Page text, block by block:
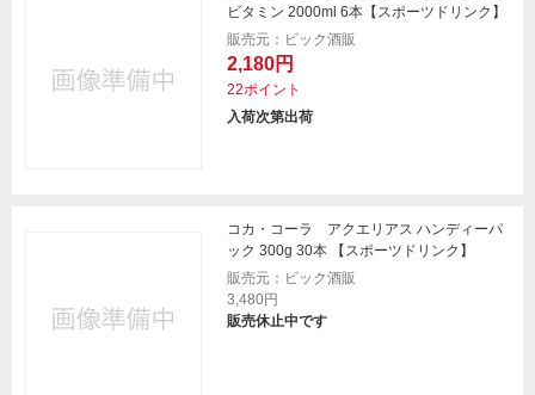
ビタミン 2000ml 6本【スポーツドリンク】
販売元：ビック酒販
2,180円
22ポイント
入荷次第出荷
コカ・コーラ アクエリアス ハンディーパ
ック 300g 30本 【スポーツドリンク】
販売元：ビック酒販
3,480円
販売休止中です